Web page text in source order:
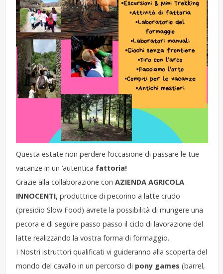
Questa estate non perdere l’occasione di passare le tue
vacanze in un ‘autentica fattoria!
Grazie alla collaborazione conAZIENDA AGRICOLA
INNOCENTI,produttrice di pecorino a latte crudo
(presidio Slow Food) avrete la possibilità di mungere una
pecora e di seguire passo passo il ciclo di lavorazione del
latte realizzando la vostra forma di formaggio.
I Nostri istruttori qualificati vi guideranno alla scoperta del
mondo del cavallo in un percorso di pony games(barrel,